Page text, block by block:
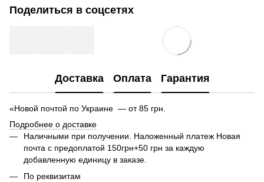
Поделиться в соцсетях
Доставка Оплата Гарантия
«Новой почтой по Украине — от 85 грн.
Подробнее о доставке
Наличными при получении. Наложенный платеж Новая
почта с предоплатой 150грн+50 грн за каждую
добавленную единицу в заказе.
По реквизитам